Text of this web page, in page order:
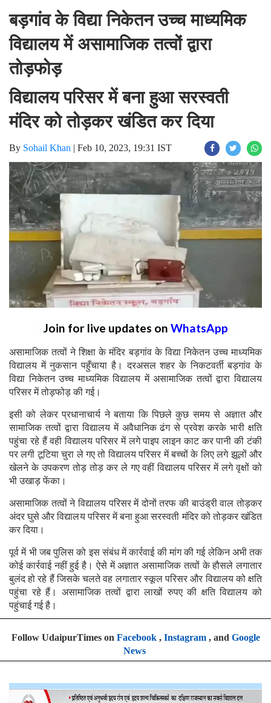
बड़गांव के विद्या निकेतन उच्च माध्यमिक
विद्यालय में असामाजिक तत्वों द्वारा
तोड़फोड़
विद्यालय परिसर में बना हुआ सरस्वती
मंदिर को तोड़कर खंडित कर दिया
By Sohail Khan | Feb 10, 2023, 19:31 IST
Join for live updates on WhatsApp
असामाजिक तत्वों ने शिक्षा के मंदिर बड़गांव के विद्या निकेतन उच्च माध्यमिक
विद्यालय में नुकसान पहुँचाया है। दरअसल शहर के निकटवर्ती बड़गांव के
विद्या निकेतन उच्च माध्यमिक विद्यालय में असामाजिक तत्वों द्वारा विद्यालय
परिसर में तोड़फोड़ की गई।
इसी को लेकर प्रधानाचार्य ने बताया कि पिछले कुछ समय से अज्ञात और
सामाजिक तत्वों द्वारा विद्यालय में अवैधानिक ढंग से प्रवेश करके भारी क्षति
पहुंचा रहे हैं वही विद्यालय परिसर में लगे पाइप लाइन काट कर पानी की टंकी
पर लगी टूटिया चुरा ले गए तो विद्यालय परिसर में बच्चों के लिए लगे झूलों और
खेलने के उपकरण तोड़ तोड़ कर ले गए वहीं विद्यालय परिसर में लगे वृक्षों को
भी उखाड़ फेंका।
असामाजिक तत्वों ने विद्यालय परिसर में दोनों तरफ की बाउंड्री वाल तोड़कर
अंदर घुसे और विद्यालय परिसर में बना हुआ सरस्वती मंदिर को तोड़कर खंडित
कर दिया।
पूर्व में भी जब पुलिस को इस संबंध में कार्रवाई की मांग की गई लेकिन अभी तक
कोई कार्रवाई नहीं हुई है। ऐसे में अज्ञात असामाजिक तत्वों के हौसले लगातार
बुलंद हो रहे हैं जिसके चलते वह लगातार स्कूल परिसर और विद्यालय को क्षति
पहुंचा रहे हैं। असामाजिक तत्वों द्वारा लाखों रुपए की क्षति विद्यालय को
पहुंचाई गई है।
Follow UdaipurTimes on Facebook, Instagram, and Google
News